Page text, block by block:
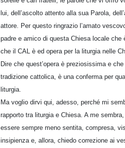
lui, dell’ascolto attento alla sua Parola,
attore. Per questo ringrazio l’amato
padre e amico di questa Chiesa locale
che il CAL è ed opera per la liturgia nelle
Dire che quest’opera è preziosissima e
tradizione cattolica, è una conferma per
liturgia.
Ma voglio dirvi qui, adesso, perché mi
rapporto tra liturgia e Chiesa. A me
essere sempre meno sentita, compresa,
insipienza e, allora, chiedo correzione ai